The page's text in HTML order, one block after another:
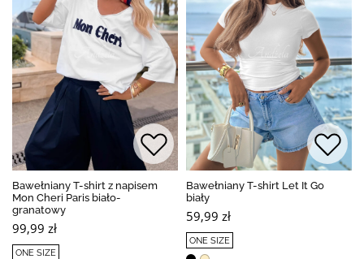
Bawełniany T-shirt z napisem
Mon Cheri Paris biało-
granatowy
99,99 zł
ONE SIZE
Bawełniany T-shirt Let It Go
biały
59,99 zł
ONE SIZE